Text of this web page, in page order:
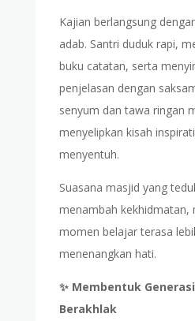
Kajian berlangsung
adab. Santri duduk rapi,
buku catatan, serta
penjelasan dengan
senyum dan tawa ringan
menyelipkan kisah
menyentuh.
Suasana masjid yang
menambah kekhidmatan,
momen belajar terasa
menenangkan hati.
✨ Membentuk
Berakhlak